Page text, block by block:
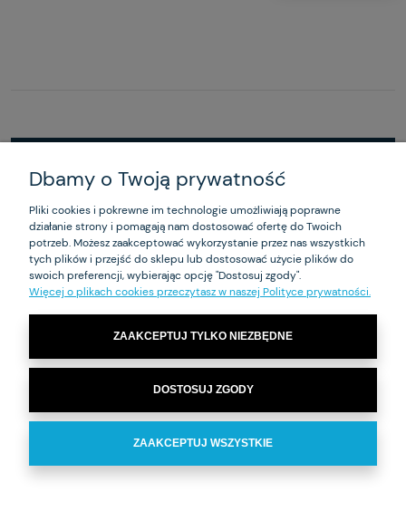
ZAKUPY
POMOC
MOJE KONTO
INFORMACJE
+48 22 869 93 60| e-mail: zamowienia@majer.com.pl
Dbamy o Twoją prywatność
Pliki cookies i pokrewne im technologie umożliwiają poprawne
działanie strony i pomagają nam dostosować ofertę do Twoich
potrzeb. Możesz zaakceptować wykorzystanie przez nas wszystkich
tych plików i przejść do sklepu lub dostosować użycie plików do
swoich preferencji, wybierając opcję "Dostosuj zgody".
Więcej o plikach cookies przeczytasz w naszej Polityce prywatności.
ZAAKCEPTUJ TYLKO NIEZBĘDNE
DOSTOSUJ ZGODY
ZAAKCEPTUJ WSZYSTKIE